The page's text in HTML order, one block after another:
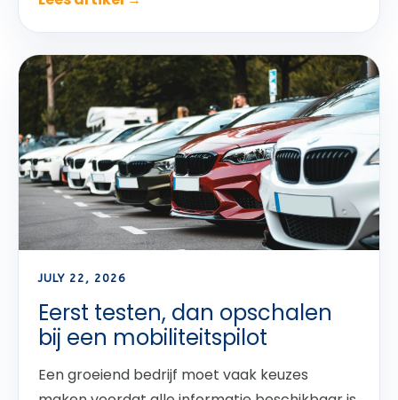
JULY 22, 2026
Eerst testen, dan opschalen
bij een mobiliteitspilot
Een groeiend bedrijf moet vaak keuzes